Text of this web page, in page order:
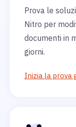
Prova le
Nitro per
documenti in
giorni.
Inizia la prova